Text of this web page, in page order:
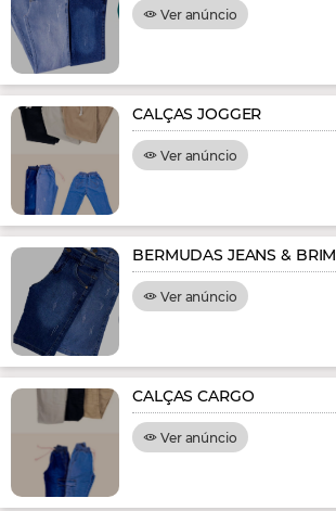
Ver anúncio
CALÇAS JOGGER
Ver anúncio
BERMUDAS JEANS & BRIM
Ver anúncio
CALÇAS CARGO
Ver anúncio